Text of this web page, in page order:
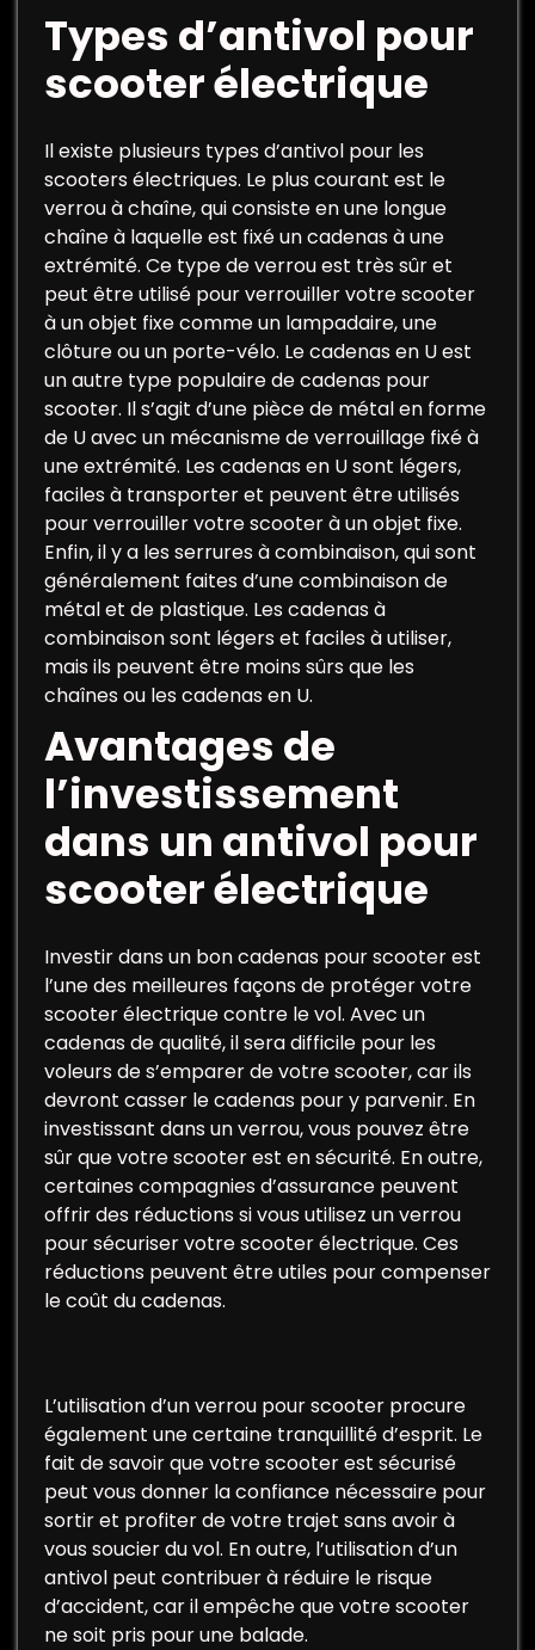
Types d’antivol pour
scooter électrique
Il existe plusieurs types d’antivol pour les
scooters électriques. Le plus courant est le
verrou à chaîne, qui consiste en une longue
chaîne à laquelle est fixé un cadenas à une
extrémité. Ce type de verrou est très sûr et
peut être utilisé pour verrouiller votre scooter
à un objet fixe comme un lampadaire, une
clôture ou un porte-vélo. Le cadenas en U est
un autre type populaire de cadenas pour
scooter. Il s’agit d’une pièce de métal en forme
de U avec un mécanisme de verrouillage fixé à
une extrémité. Les cadenas en U sont légers,
faciles à transporter et peuvent être utilisés
pour verrouiller votre scooter à un objet fixe.
Enfin, il y a les serrures à combinaison, qui sont
généralement faites d’une combinaison de
métal et de plastique. Les cadenas à
combinaison sont légers et faciles à utiliser,
mais ils peuvent être moins sûrs que les
chaînes ou les cadenas en U.
Avantages de
l’investissement
dans un antivol pour
scooter électrique
Investir dans un bon cadenas pour scooter est
l’une des meilleures façons de protéger votre
scooter électrique contre le vol. Avec un
cadenas de qualité, il sera difficile pour les
voleurs de s’emparer de votre scooter, car ils
devront casser le cadenas pour y parvenir. En
investissant dans un verrou, vous pouvez être
sûr que votre scooter est en sécurité. En outre,
certaines compagnies d’assurance peuvent
offrir des réductions si vous utilisez un verrou
pour sécuriser votre scooter électrique. Ces
réductions peuvent être utiles pour compenser
le coût du cadenas.
L’utilisation d’un verrou pour scooter procure
également une certaine tranquillité d’esprit. Le
fait de savoir que votre scooter est sécurisé
peut vous donner la confiance nécessaire pour
sortir et profiter de votre trajet sans avoir à
vous soucier du vol. En outre, l’utilisation d’un
antivol peut contribuer à réduire le risque
d’accident, car il empêche que votre scooter
ne soit pris pour une balade.